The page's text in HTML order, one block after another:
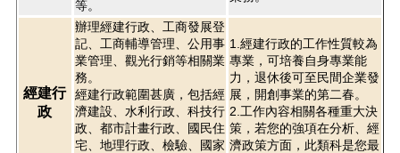
等。
經建行
政
辦理經建行政、工商發展登
記、工商輔導管理、公用事
業管理、觀光行銷等相關業
務。
經建行政範圍甚廣，包括經
濟建設、水利行政、科技行
政、都市計畫行政、國民住
宅、地理行政、檢驗、國家
1.經建行政的工作性質較為
專業，可培養自身專業能
力，退休後可至民間企業發
展，開創事業的第二春。
2.工作內容相關各種重大決
策，若您的強項在分析、經
濟政策方面，此類科是您最